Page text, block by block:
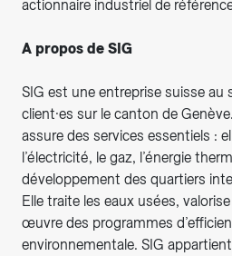
actionnaire industriel de
A propos de SIG
SIG est une entreprise suisse au
client·es sur le canton de
assure des services essentiels :
l’électricité, le gaz, l’énergie
développement des quartiers
Elle traite les eaux usées,
œuvre des programmes
environnementale. SIG